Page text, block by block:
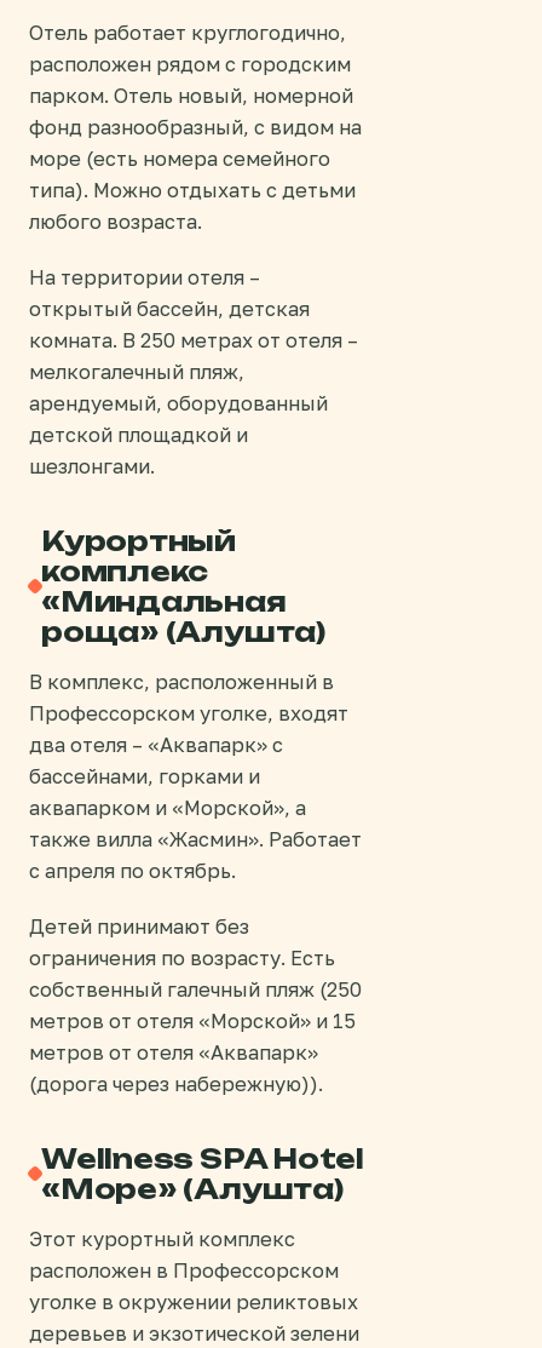
Отель работает круглогодично,
расположен рядом с городским
парком. Отель новый, номерной
фонд разнообразный, с видом на
море (есть номера семейного
типа). Можно отдыхать с детьми
любого возраста.
На территории отеля –
открытый бассейн, детская
комната. В 250 метрах от отеля –
мелкогалечный пляж,
арендуемый, оборудованный
детской площадкой и
шезлонгами.
Курортный
комплекс
«Миндальная
роща» (Алушта)
В комплекс, расположенный в
Профессорском уголке, входят
два отеля – «Аквапарк» с
бассейнами, горками и
аквапарком и «Морской», а
также вилла «Жасмин». Работает
с апреля по октябрь.
Детей принимают без
ограничения по возрасту. Есть
собственный галечный пляж (250
метров от отеля «Морской» и 15
метров от отеля «Аквапарк»
(дорога через набережную)).
Wellness SPA Hotel
«Море» (Алушта)
Этот курортный комплекс
расположен в Профессорском
уголке в окружении реликтовых
деревьев и экзотической зелени